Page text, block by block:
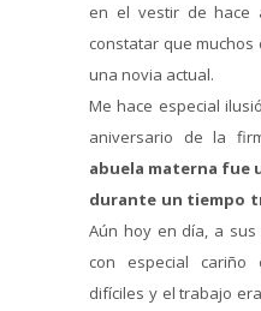
en el vestir de hace
constatar que
una novia actual.
Me hace especial
aniversario de la
abuela materna fue
durante un tiempo
Aún hoy en día, a
con especial cariño
difíciles y el trabajo